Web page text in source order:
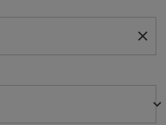
close
keyboard_arrow_down